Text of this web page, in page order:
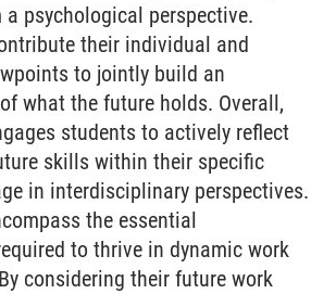
a psychological perspective.
their individual and
to jointly build an
what the future holds. Overall,
students to actively reflect
skills within their specific
in interdisciplinary perspectives.
the essential
to thrive in dynamic work
considering their future work